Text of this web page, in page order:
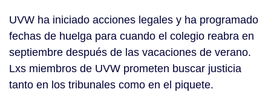
UVW ha iniciado acciones legales y ha programado
fechas de huelga para cuando el colegio reabra en
septiembre después de las vacaciones de verano.
Lxs miembros de UVW prometen buscar justicia
tanto en los tribunales como en el piquete.